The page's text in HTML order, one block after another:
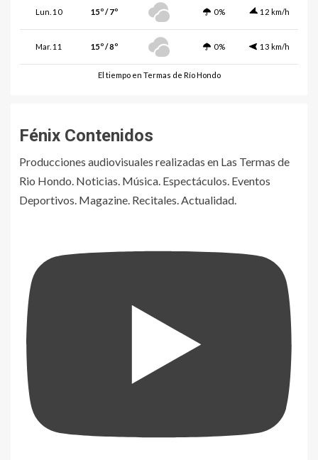
Lun. 10 15º / 7º 0% 12 km/h
Mar. 11 15º / 8º 0% 13 km/h
El tiempo en Termas de Río Hondo
Fénix Contenidos
Producciones audiovisuales realizadas en Las Termas de
Rio Hondo. Noticias. Música. Espectáculos. Eventos
Deportivos. Magazine. Recitales. Actualidad.